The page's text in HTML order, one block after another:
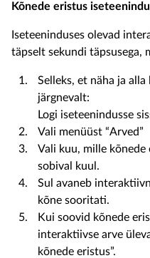
Kõnede eristus
Iseteeninduses olevad
täpselt sekundi täpsusega,
Selleks, et näha ja
järgnevalt:
Logi iseteenindusse
Vali menüüst “Arved”
Vali kuu, mille
sobival kuul.
Sul avaneb
kõne sooritati.
Kui soovid kõnede
interaktiivse arve
kõnede eristus”.